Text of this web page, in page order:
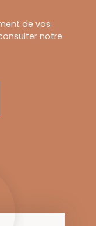
de vos
notre